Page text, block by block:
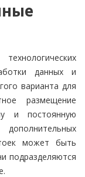
данных и
варианта для
размещение
и постоянную
может быть
подразделяются